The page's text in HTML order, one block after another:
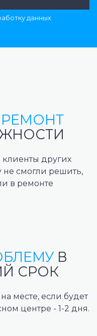
данных
РЕМОНТ
клиенты других
не смогли решить,
в ремонте
В
СРОК
месте, если будет
центре - 1-2 дня.